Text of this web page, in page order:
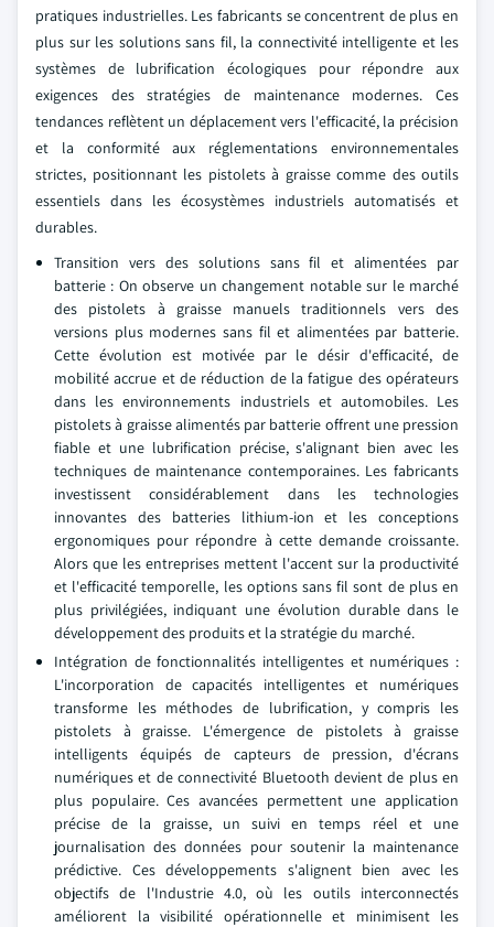
pratiques industrielles. Les fabricants se concentrent de plus en
plus sur les solutions sans fil, la connectivité intelligente et les
systèmes de lubrification écologiques pour répondre aux
exigences des stratégies de maintenance modernes. Ces
tendances reflètent un déplacement vers l'efficacité, la précision
et la conformité aux réglementations environnementales
strictes, positionnant les pistolets à graisse comme des outils
essentiels dans les écosystèmes industriels automatisés et
durables.
Transition vers des solutions sans fil et alimentées par
batterie : On observe un changement notable sur le marché
des pistolets à graisse manuels traditionnels vers des
versions plus modernes sans fil et alimentées par batterie.
Cette évolution est motivée par le désir d'efficacité, de
mobilité accrue et de réduction de la fatigue des opérateurs
dans les environnements industriels et automobiles. Les
pistolets à graisse alimentés par batterie offrent une pression
fiable et une lubrification précise, s'alignant bien avec les
techniques de maintenance contemporaines. Les fabricants
investissent considérablement dans les technologies
innovantes des batteries lithium-ion et les conceptions
ergonomiques pour répondre à cette demande croissante.
Alors que les entreprises mettent l'accent sur la productivité
et l'efficacité temporelle, les options sans fil sont de plus en
plus privilégiées, indiquant une évolution durable dans le
développement des produits et la stratégie du marché.
Intégration de fonctionnalités intelligentes et numériques :
L'incorporation de capacités intelligentes et numériques
transforme les méthodes de lubrification, y compris les
pistolets à graisse. L'émergence de pistolets à graisse
intelligents équipés de capteurs de pression, d'écrans
numériques et de connectivité Bluetooth devient de plus en
plus populaire. Ces avancées permettent une application
précise de la graisse, un suivi en temps réel et une
journalisation des données pour soutenir la maintenance
prédictive. Ces développements s'alignent bien avec les
objectifs de l'Industrie 4.0, où les outils interconnectés
améliorent la visibilité opérationnelle et minimisent les